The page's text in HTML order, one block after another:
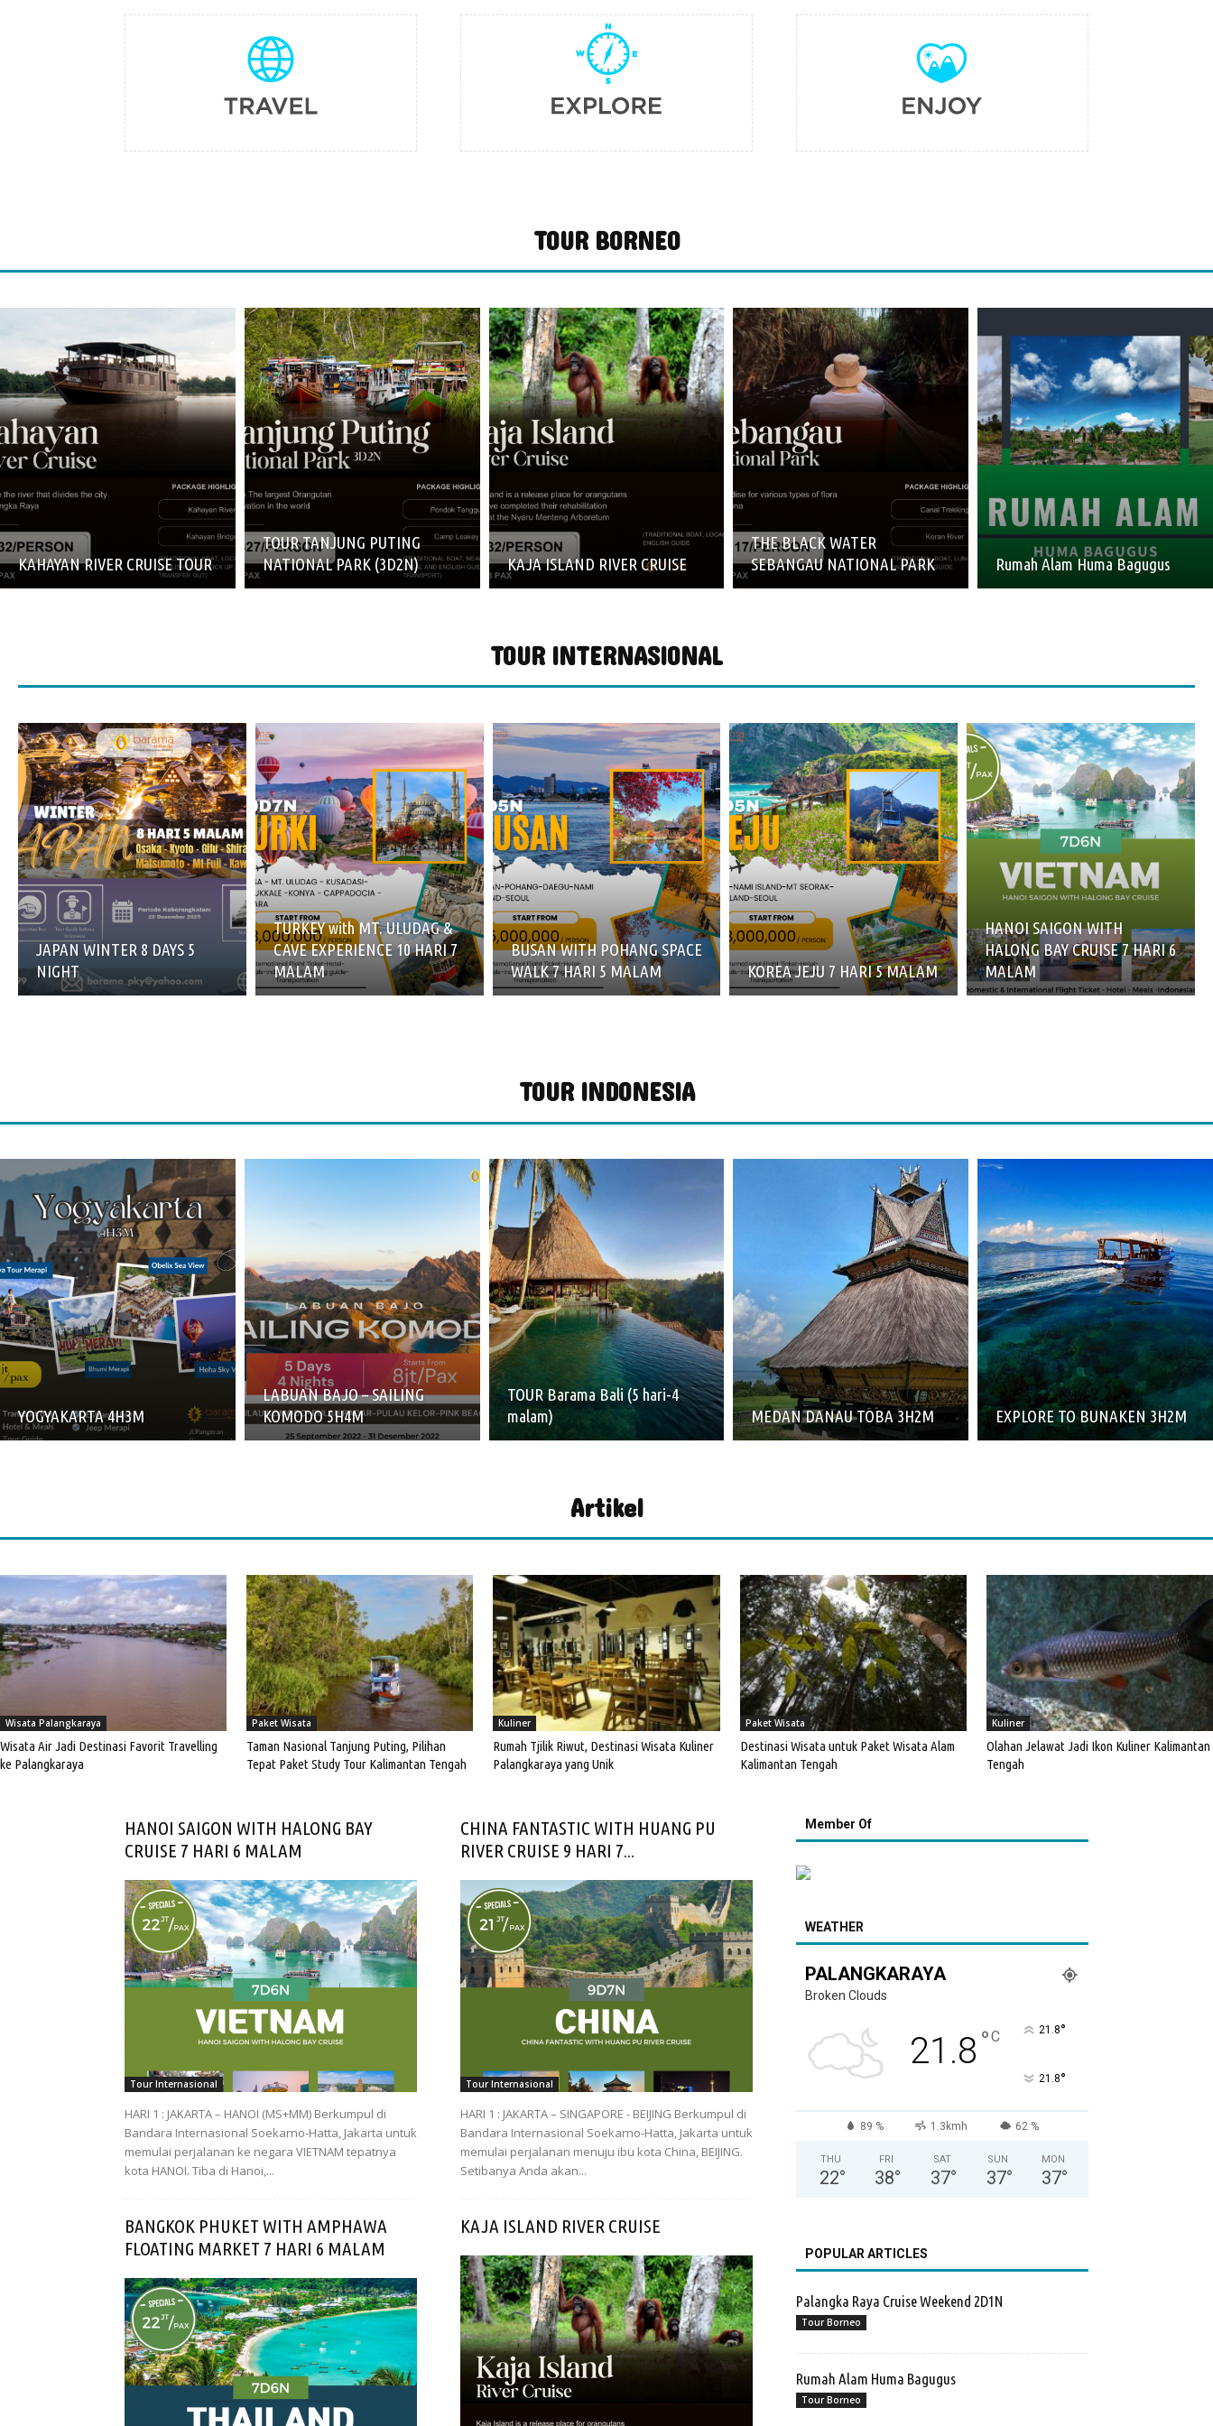
TOUR BORNEO
KAHAYAN RIVER CRUISE TOUR
TOUR TANJUNG PUTING
NATIONAL PARK (3D2N)
KAJA ISLAND RIVER CRUISE
THE BLACK WATER
SEBANGAU NATIONAL PARK
Rumah Alam Huma Bagugus
TOUR INTERNASIONAL
JAPAN WINTER 8 DAYS 5
NIGHT
TURKEY with MT. ULUDAG &
CAVE EXPERIENCE 10 HARI 7
MALAM
BUSAN WITH POHANG SPACE
WALK 7 HARI 5 MALAM
KOREA JEJU 7 HARI 5 MALAM
HANOI SAIGON WITH
HALONG BAY CRUISE 7 HARI 6
MALAM
TOUR INDONESIA
YOGYAKARTA 4H3M
LABUAN BAJO – SAILING
KOMODO 5H4M
TOUR Barama Bali (5 hari-4
malam)
MEDAN DANAU TOBA 3H2M EXPLORE TO BUNAKEN 3H2M
Artikel
Wisata Palangkaraya
Wisata Air Jadi Destinasi Favorit Travelling
ke Palangkaraya
Paket Wisata
Taman Nasional Tanjung Puting, Pilihan
Tepat Paket Study Tour Kalimantan Tengah
Kuliner
Rumah Tjilik Riwut, Destinasi Wisata Kuliner
Palangkaraya yang Unik
Paket Wisata
Destinasi Wisata untuk Paket Wisata Alam
Kalimantan Tengah
Kuliner
Olahan Jelawat Jadi Ikon Kuliner Kalimantan
Tengah
HANOI SAIGON WITH HALONG BAY
CRUISE 7 HARI 6 MALAM
Tour Internasional
HARI 1 : JAKARTA – HANOI (MS+MM) Berkumpul di
Bandara Internasional Soekarno-Hatta, Jakarta untuk
memulai perjalanan ke negara VIETNAM tepatnya
kota HANOI. Tiba di Hanoi,...
CHINA FANTASTIC WITH HUANG PU
RIVER CRUISE 9 HARI 7...
Tour Internasional
HARI 1 : JAKARTA – SINGAPORE - BEIJING Berkumpul di
Bandara Internasional Soekarno-Hatta, Jakarta untuk
memulai perjalanan menuju ibu kota China, BEIJING.
Setibanya Anda akan...
BANGKOK PHUKET WITH AMPHAWA
FLOATING MARKET 7 HARI 6 MALAM
KAJA ISLAND RIVER CRUISE
Member Of
WEATHER
PALANGKARAYA
Broken Clouds
21.8 °C 21.8°
21.8°
89 % 1.3kmh 62 %
THU
22°
FRI
38°
SAT
37°
SUN
37°
MON
37°
POPULAR ARTICLES
Palangka Raya Cruise Weekend 2D1N
Tour Borneo
Rumah Alam Huma Bagugus
Tour Borneo